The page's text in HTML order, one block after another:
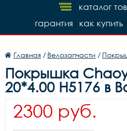
каталог
как купить
гарантия
Главная / Велозапчасти /
Покрышка
20*4.00 H5176 в
2300 руб.